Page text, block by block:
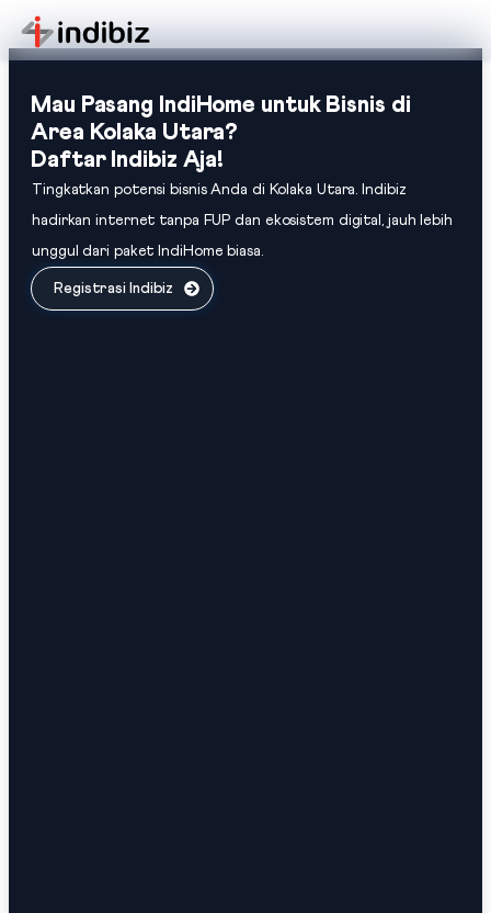
Mau Pasang IndiHome untuk Bisnis di
Area Kolaka Utara?
Daftar Indibiz Aja!
Tingkatkan potensi bisnis Anda di Kolaka Utara. Indibiz
hadirkan internet tanpa FUP dan ekosistem digital, jauh lebih
unggul dari paket IndiHome biasa.
Registrasi Indibiz